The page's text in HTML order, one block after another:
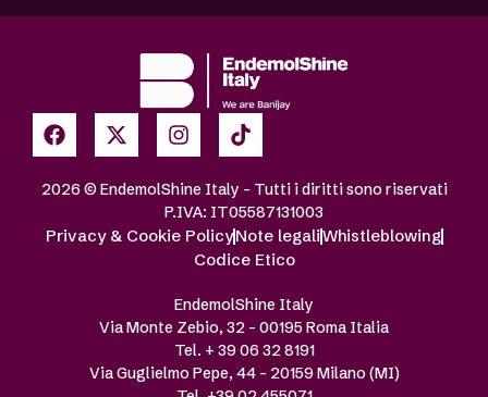
2026 © EndemolShine Italy – Tutti i diritti sono riservati
P.IVA: IT05587131003
Privacy & Cookie PolicyNote legaliWhistleblowing
Codice Etico
EndemolShine Italy
Via Monte Zebio, 32 – 00195 Roma Italia
Tel. + 39 06 32 8191
Via Guglielmo Pepe, 44 – 20159 Milano (MI)